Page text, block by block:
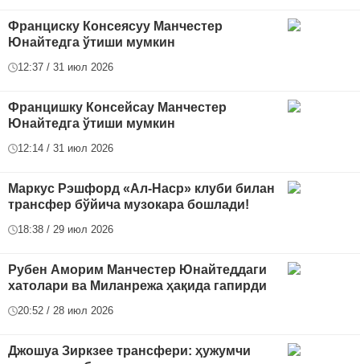
Франциску Консеясуу Манчестер
Юнайтедга ўтиши мумкин
12:37 / 31 июл 2026
Францишку Консейсау Манчестер
Юнайтедга ўтиши мумкин
12:14 / 31 июл 2026
Маркус Рэшфорд «Ал-Наср» клуби билан
трансфер бўйича музокара бошлади!
18:38 / 29 июл 2026
Рубен Аморим Манчестер Юнайтеддаги
хатолари ва Миланрежа ҳақида гапирди
20:52 / 28 июл 2026
Джошуа Зиркзее трансфери: ҳужумчи